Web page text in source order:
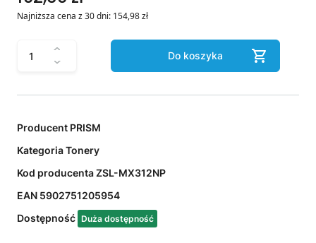
Najniższa cena z 30 dni: 154,98zł
Producent PRISM
KategoriaTonery
Kod producentaZSL-MX312NP
EAN 5902751205954
Dostępność Duża dostępność
Do koszyka